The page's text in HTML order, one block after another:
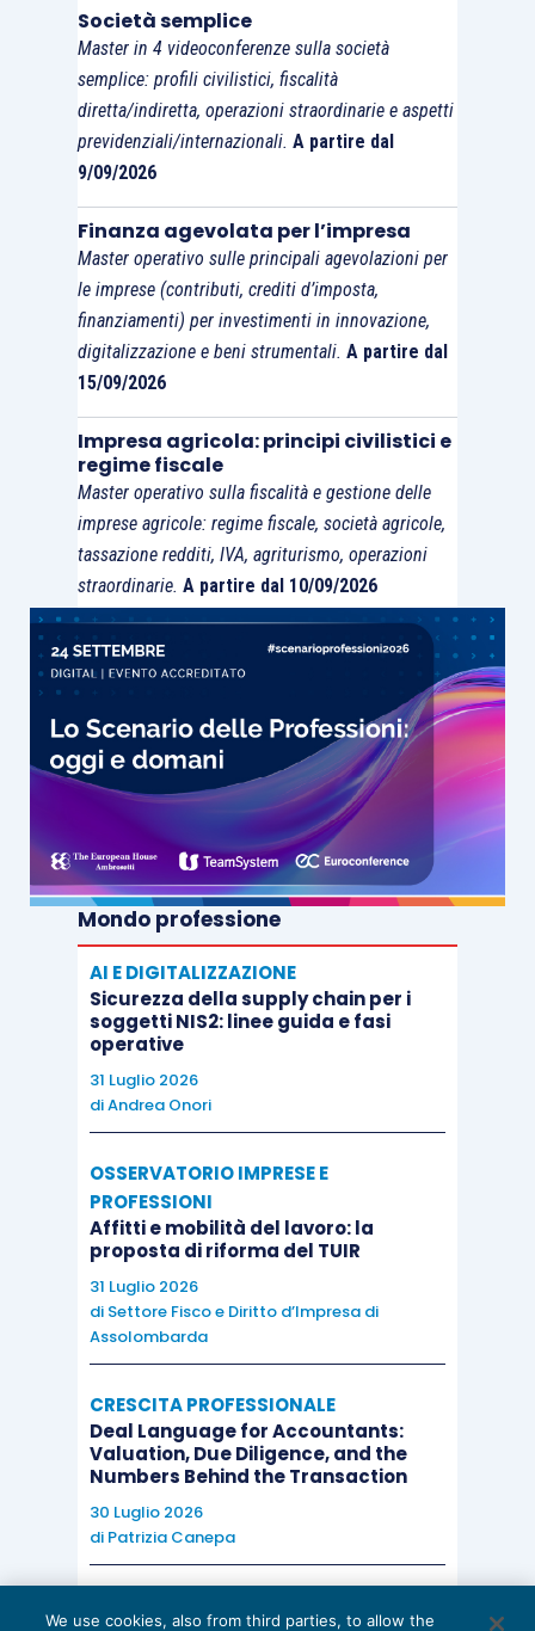
Società semplice
Master in 4 videoconferenze sulla società
semplice: profili civilistici, fiscalità
diretta/indiretta, operazioni straordinarie e aspetti
previdenziali/internazionali. A partire dal
9/09/2026
Finanza agevolata per l’impresa
Master operativo sulle principali agevolazioni per
le imprese (contributi, crediti d’imposta,
finanziamenti) per investimenti in innovazione,
digitalizzazione e beni strumentali. A partire dal
15/09/2026
Impresa agricola: principi civilistici e
regime fiscale
Master operativo sulla fiscalità e gestione delle
imprese agricole: regime fiscale, società agricole,
tassazione redditi, IVA, agriturismo, operazioni
straordinarie. A partire dal 10/09/2026
Mondo professione
AI E DIGITALIZZAZIONE
Sicurezza della supply chain per i
soggetti NIS2: linee guida e fasi
operative
31 Luglio 2026
diAndrea Onori
OSSERVATORIO IMPRESE E
PROFESSIONI
Affitti e mobilità del lavoro: la
proposta di riforma del TUIR
31 Luglio 2026
di Settore Fisco e Diritto d’Impresa di
Assolombarda
CRESCITA PROFESSIONALE
Deal Language for Accountants:
Valuation, Due Diligence, and the
Numbers Behind the Transaction
30 Luglio 2026
di Patrizia Canepa
We use cookies, also from third parties, to allow the